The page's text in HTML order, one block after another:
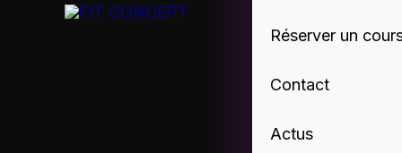
Réserver un
Contact
Actus